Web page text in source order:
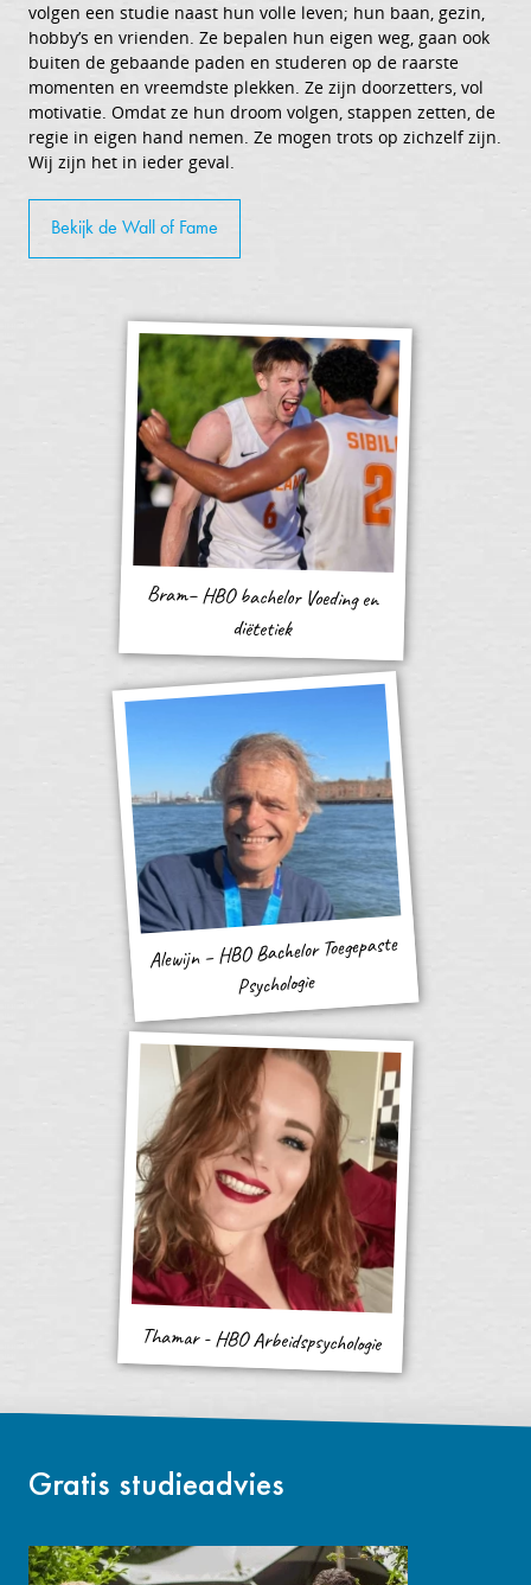
volgen een studie naast hun volle leven; hun baan, gezin,
hobby’s en vrienden. Ze bepalen hun eigen weg, gaan ook
buiten de gebaande paden en studeren op de raarste
momenten en vreemdste plekken. Ze zijn doorzetters, vol
motivatie. Omdat ze hun droom volgen, stappen zetten, de
regie in eigen hand nemen. Ze mogen trots op zichzelf zijn.
Wij zijn het in ieder geval.
Bekijk de Wall of Fame
Bram– HBO bachelor Voeding en
diëtetiek
Alewijn – HBO Bachelor Toegepaste
Psychologie
Thamar - HBO Arbeidspsychologie
Gratis studieadvies